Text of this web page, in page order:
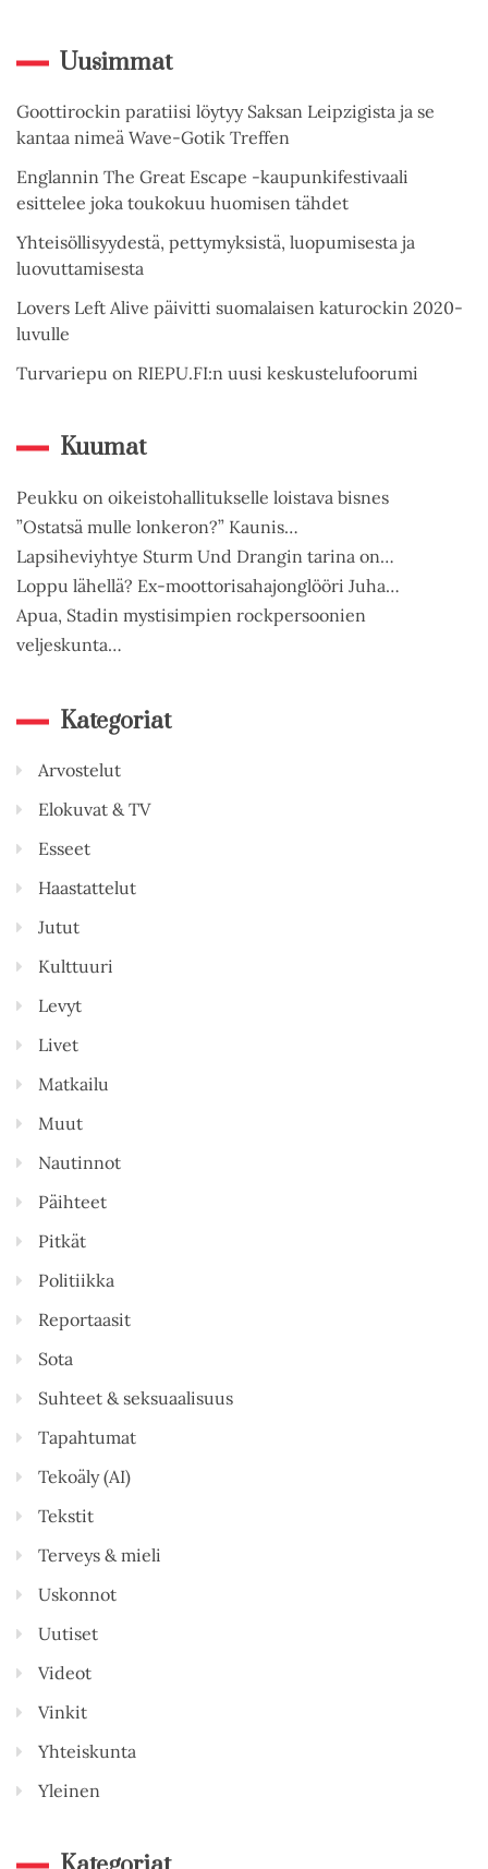
Uusimmat
Goottirockin paratiisi löytyy Saksan Leipzigista ja se
kantaa nimeä Wave-Gotik Treffen
Englannin The Great Escape -kaupunkifestivaali
esittelee joka toukokuu huomisen tähdet
Yhteisöllisyydestä, pettymyksistä, luopumisesta ja
luovuttamisesta
Lovers Left Alive päivitti suomalaisen katurockin 2020-
luvulle
Turvariepu on RIEPU.FI:n uusi keskustelufoorumi
Kuumat
Peukku on oikeistohallitukselle loistava bisnes
”Ostatsä mulle lonkeron?” Kaunis…
Lapsiheviyhtye Sturm Und Drangin tarina on…
Loppu lähellä? Ex-moottorisahajonglööri Juha…
Apua, Stadin mystisimpien rockpersoonien
veljeskunta…
Kategoriat
Arvostelut
Elokuvat & TV
Esseet
Haastattelut
Jutut
Kulttuuri
Levyt
Livet
Matkailu
Muut
Nautinnot
Päihteet
Pitkät
Politiikka
Reportaasit
Sota
Suhteet & seksuaalisuus
Tapahtumat
Tekoäly (AI)
Tekstit
Terveys & mieli
Uskonnot
Uutiset
Videot
Vinkit
Yhteiskunta
Yleinen